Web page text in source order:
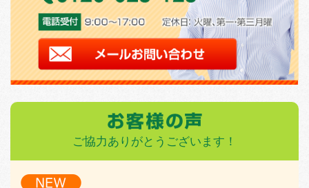
ご協力ありがとうございます！